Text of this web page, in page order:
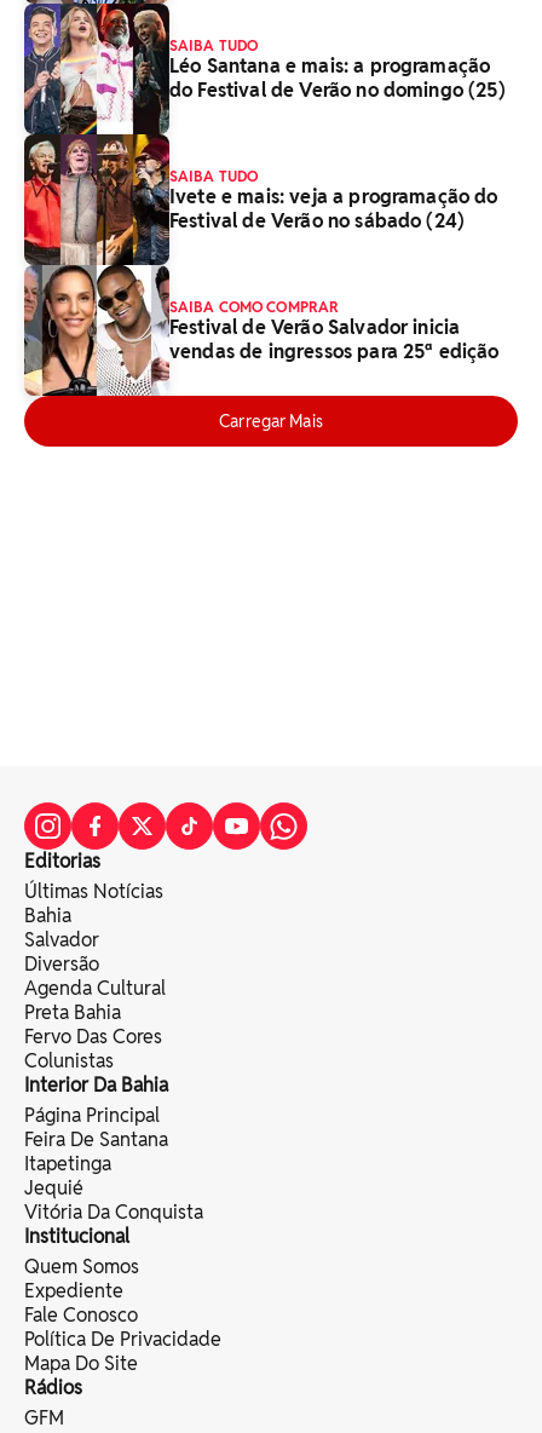
SAIBA TUDO
Léo Santana e mais: a programação
do Festival de Verão no domingo (25)
SAIBA TUDO
Ivete e mais: veja a programação do
Festival de Verão no sábado (24)
SAIBA COMO COMPRAR
Festival de Verão Salvador inicia
vendas de ingressos para 25ª edição
Carregar Mais
Editorias
Últimas Notícias
Bahia
Salvador
Diversão
Agenda Cultural
Preta Bahia
Fervo Das Cores
Colunistas
Interior Da Bahia
Página Principal
Feira De Santana
Itapetinga
Jequié
Vitória Da Conquista
Institucional
Quem Somos
Expediente
Fale Conosco
Política De Privacidade
Mapa Do Site
Rádios
GFM